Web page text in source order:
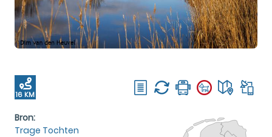
16 KM
Bron:
Trage Tochten